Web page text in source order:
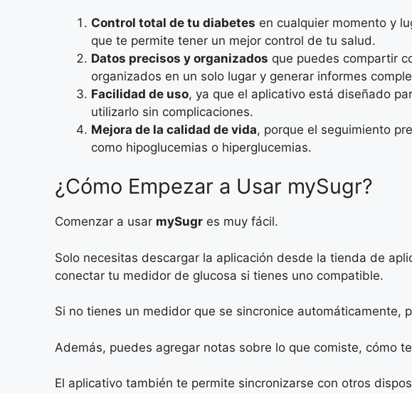
Control total de tu diabetes en cualquier momento y
que te permite tener un mejor control de tu salud.
Datos precisos y organizados que puedes compartir
organizados en un solo lugar y generar informes
Facilidad de uso, ya que el aplicativo está diseñado
utilizarlo sin complicaciones.
Mejora de la calidad de vida, porque el seguimiento
como hipoglucemias o hiperglucemias.
¿Cómo Empezar a Usar mySugr?
Comenzar a usar mySugr es muy fácil.
Solo necesitas descargar la aplicación desde la tienda de
conectar tu medidor de glucosa si tienes uno compatible.
Si no tienes un medidor que se sincronice
Además, puedes agregar notas sobre lo que comiste, cómo
El aplicativo también te permite sincronizarse con otros